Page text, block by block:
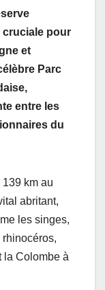
cruciale pour
et
Parc
entre les
du
km au
abritant,
les singes,
la Colombe à